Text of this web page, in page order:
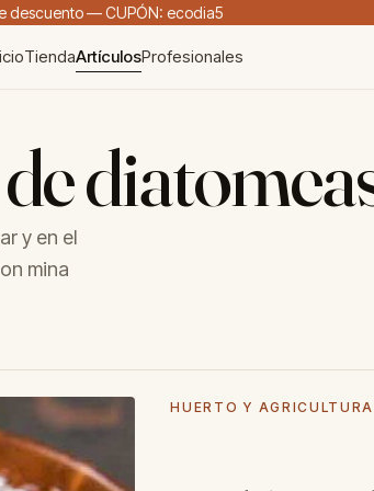
descuento — CUPÓN: ecodia5
TiendaArtículosProfesionales
y en el
mina
HUERTO Y AGRICULTURA